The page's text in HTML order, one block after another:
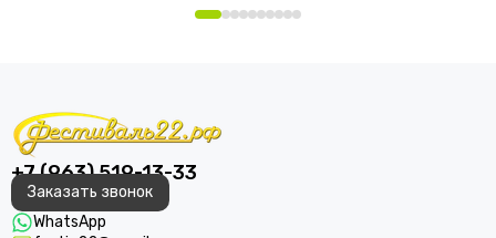
+7 (963) 519-13-33
Заказать звонок
WhatsApp